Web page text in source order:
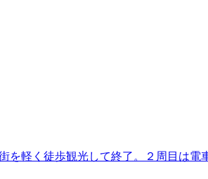
軽く徒歩観光して終了。２周目は電